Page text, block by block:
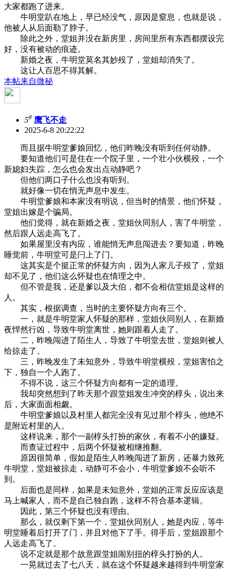
大家都跑了进来。
牛明堂趴在地上，早已经没气，原因是窒息，也就是说，
他被人从后面勒了脖子。
除此之外，堂姐并没在新房里，房间里所有东西都摆设完
好，没有被动的痕迹。
新婚之夜，牛明堂莫名其妙殁了，堂姐却消失了。
这让人百思不得其解。
本帖来自微秘
5# 鹰飞不走
2025-6-8 20:22:22
而且据牛明堂爹娘回忆，他们昨晚没有听到任何动静。
要知道他们可是住在一个院子里，一个壮小伙横殁，一个
新媳妇失踪，怎么也会发出点动静吧？
但他们两口子什么也没有听到。
就好像一切在悄无声息中发生。
牛明堂爹娘和本家没有明说，但当时的情景，他们怀疑，
堂姐出嫁是个骗局。
他们觉得，就在新婚之夜，堂姐伙同别人，害了牛明堂，
然后跟人远走高飞了。
如果屋里没有内应，谁能悄无声息闯进去？要知道，昨晚
睡觉前，牛明堂可是闩上了门。
这其实是个挺正常的怀疑方向，因为人家儿子殁了，堂姐
却不见了，他们这么怀疑也在情理之中。
但不管是我，还是爹以及大伯，都不会相信堂姐是这样的
人。
其实，根据调查，当时的主要怀疑方向有三个。
一，就是牛明堂家人怀疑的那样，堂姐伙同别人，在新婚
夜悍然行凶，导致牛明堂离世，她则跟着人走了。
二，昨晚闯进了陌生人，导致了牛明堂去世，堂姐则被人
给掠走了。
三，昨晚发生了未知意外，导致牛明堂横殁，堂姐害怕之
下，独自一个人跑了。
不得不说，这三个怀疑方向都有一定的道理。
我却突然想到了昨天那个跟堂姐发生冲突的椁头，说出来
后，大家面面相觑。
牛明堂爹娘以及村里人都完全没有见过那个椁头，他绝不
是附近村里的人。
这样说来，那个一副椁头打扮的家伙，有着不小的嫌疑。
而查证过程中，后两个怀疑被相继推翻。
原因很简单，假如是陌生人昨晚闯进了新房，还暴力致死
牛明堂，堂姐被掠走，动静可不会小，牛明堂爹娘不会听不
到。
后面也是同样，如果是未知意外，堂姐的正常反应应该是
马上喊家人，而不是自己独自跑，这样不符合基本逻辑。
因此，第三个怀疑也没有理由。
那么，就仅剩下第一个，堂姐伙同别人，她是内应，等牛
明堂睡着后打开了门，并且对他下了手。得手后，堂姐跟那个
人远走高飞了。
说不定就是那个故意跟堂姐闹别扭的椁头打扮的人。
一晃就过去了七八天，就在这个怀疑越来越得到牛明堂家